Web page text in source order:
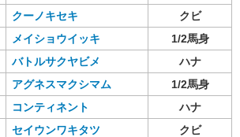
クーノキセキ
クビ
メイショウイッキ
1/2馬身
バトルサクヤビメ
ハナ
アグネスマクシマム
1/2馬身
コンティネント
ハナ
セイウンワキタツ
クビ